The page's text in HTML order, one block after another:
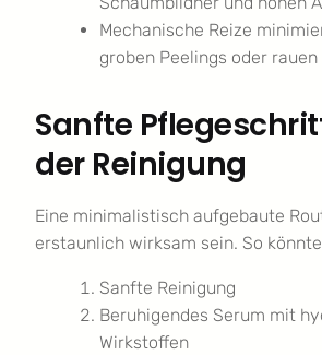
Mechanische Reize
groben Peelings oder rauen
Sanfte
der Reinigung
Eine minimalistisch aufgebaute
erstaunlich wirksam sein. So
Sanfte Reinigung
Beruhigendes Serum mit
Wirkstoffen